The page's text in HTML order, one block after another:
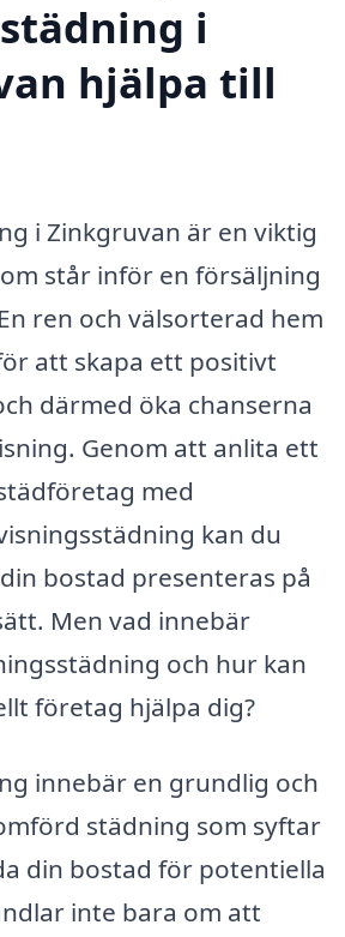
i
hjälpa till
i Zinkgruvan är en viktig
står inför en försäljning
ren och välsorterad hem
att skapa ett positivt
därmed öka chanserna
Genom att anlita ett
med
kan du
bostad presenteras på
Men vad innebär
och hur kan
företag hjälpa dig?
innebär en grundlig och
städning som syftar
din bostad för potentiella
inte bara om att